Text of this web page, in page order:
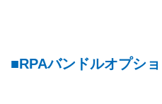
RPAバンドルオプシ